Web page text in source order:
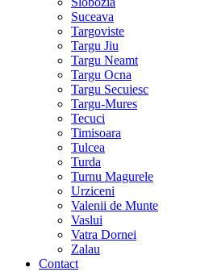
Suceava
Targoviste
Targu Jiu
Targu Neamt
Targu Ocna
Targu Secuiesc
Targu-Mures
Tecuci
Timisoara
Tulcea
Turda
Turnu Magurele
Urziceni
Valenii de Munte
Vaslui
Vatra Dornei
Zalau
Contact